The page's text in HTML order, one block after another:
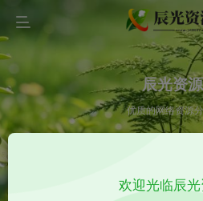
辰光资
优质的网络资源
欢迎光临辰